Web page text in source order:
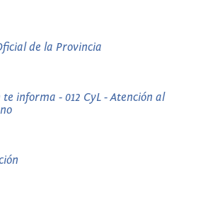
de la Provincia
te informa - 012 CyL - Atención al